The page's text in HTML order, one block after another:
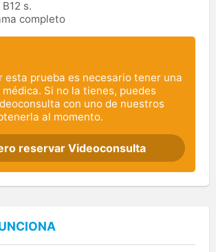
s.
completo
esta prueba es necesario tener una
Si no la tienes, puedes
con uno de nuestros
al momento.
reservar Videoconsulta